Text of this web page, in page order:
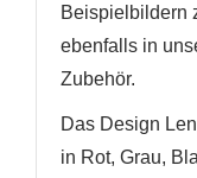
Beispielbildern
ebenfalls in
Zubehör.
Das Design
in Rot, Grau,